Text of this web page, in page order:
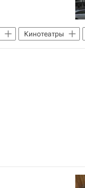
Кинотеатры